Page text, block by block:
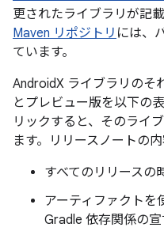
更されたライブラリが記
Maven リポジトリ には、
ています。
AndroidX ライブラリのそ
とプレビュー版を以下の
リックすると、そのライ
ます。リリースノートの
すべてのリリースの
アーティファクトを
Gradle 依存関係の宣